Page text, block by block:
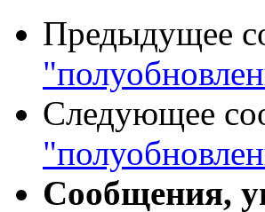
Предыдущее
Следующее
Сообщения,